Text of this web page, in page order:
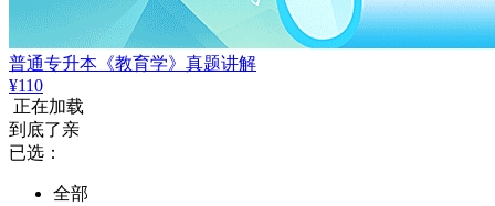
普通专升本《教育学》真题讲解
¥110
正在加载
到底了亲
已选：
全部